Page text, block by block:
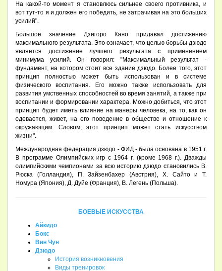
На какой-то момент я становлюсь сильнее своего противника, и
вот тут-то я и должен его победить, не затрачивая на это больших
усилий".
Большое значение Дзигоро Кано придавал достижению
максимального результата. Это означает, что целью борьбы дзюдо
является достижение лучшего результата с применением
минимума усилий. Он говорил: "Максимальный результат -
фундамент, на котором стоит все здание дзюдо. Более того, этот
принцип полностью может быть использован и в системе
физического воспитания. Его можно также использовать для
развития умственных способностей во время занятий, а также при
воспитании и формировании характера. Можно добиться, что этот
принцип будет иметь влияние на манеры человека, на то, как он
одевается, живет, на его поведение в обществе и отношение к
окружающим. Словом, этот принцип может стать искусством
жизни".
Международная федерация дзюдо - ФИД - была основана в 1951 г.
В программе Олимпийских игр с 1964 г. (кроме 1968 г.). Дважды
олимпийскими чемпионами за всю историю дзюдо становились В.
Рюска (Голландия), П. Зайзенбахер (Австрия), X. Сайто и Т.
Номура (Япония), Д. Дуйе (Франция), В. Легень (Польша).
БОЕВЫЕ ИСКУССТВА
Айкидо
Бокс
Вин Чун
Дзюдо
История возникновения
Виды тренировок